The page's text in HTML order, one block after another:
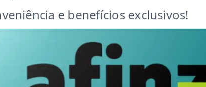
e benefícios exclusivos!